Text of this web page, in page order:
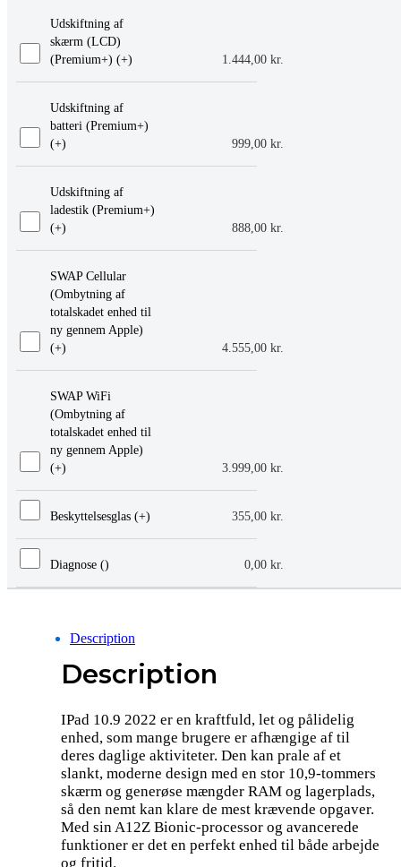
Udskiftning af
skærm (LCD)
(Premium+) (+
1.444,00 kr.
)
Udskiftning af
batteri (Premium+)
(+
999,00 kr.
)
Udskiftning af
ladestik (Premium+)
(+
888,00 kr.
)
SWAP Cellular
(Ombytning af
totalskadet enhed til
ny gennem Apple)
(+
4.555,00 kr.
)
SWAP WiFi
(Ombytning af
totalskadet enhed til
ny gennem Apple)
(+
3.999,00 kr.
)
Beskyttelsesglas (+ 355,00 kr.
)
Diagnose ( 0,00 kr.
)
Description
Description
IPad 10.9 2022 er en kraftfuld, let og pålidelig
enhed, som mange brugere er afhængige af til
deres daglige aktiviteter. Den kan prale af et
slankt, moderne design med en stor 10,9-tommers
skærm og generøse mængder RAM og lagerplads,
så den nemt kan klare de mest krævende opgaver.
Med sin A12Z Bionic-processor og avancerede
funktioner er det en perfekt enhed til både arbejde
og fritid.